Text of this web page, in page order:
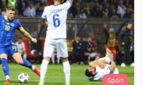
Sport